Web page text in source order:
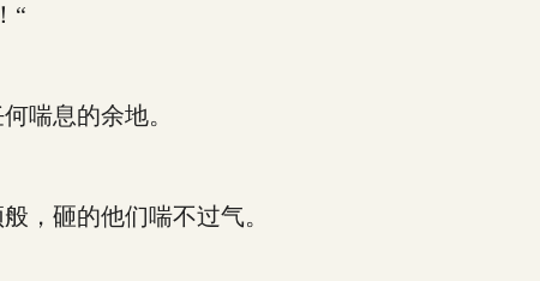
“
喘息的余地。
砸的他们喘不过气。